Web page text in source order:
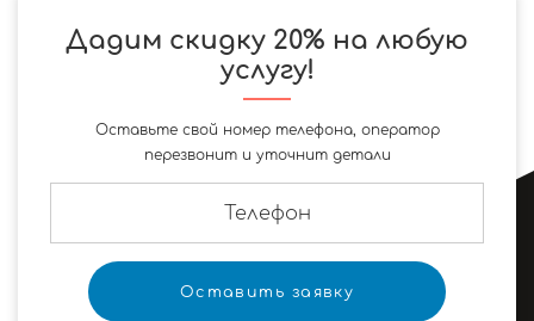
Дадим скидку 20% на любую
услугу!
Оставьте свой номер телефона, оператор
перезвонит и уточнит детали